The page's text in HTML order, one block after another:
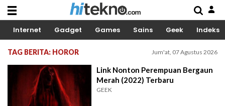
Internet Gadget Games Sains Geek Indeks
TAG BERITA: HOROR Jum'at, 07 Agustus 2026
Link Nonton Perempuan Bergaun
Merah (2022) Terbaru
GEEK